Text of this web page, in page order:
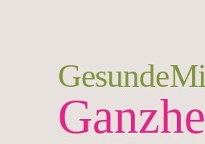
Gesunde